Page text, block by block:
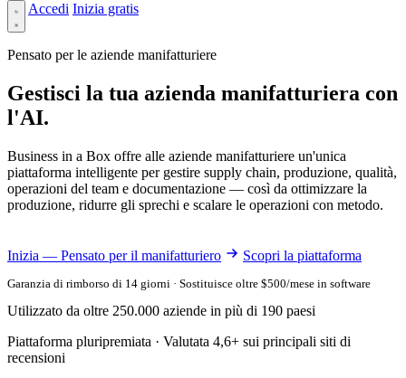
Accedi Inizia gratis
Pensato per le aziende manifatturiere
Gestisci la tua azienda manifatturiera con
l'AI.
Business in a Box offre alle aziende manifatturiere un'unica
piattaforma intelligente per gestire supply chain, produzione, qualità,
operazioni del team e documentazione — così da ottimizzare la
produzione, ridurre gli sprechi e scalare le operazioni con metodo.
Inizia — Pensato per il manifatturiero Scopri la piattaforma
Garanzia di rimborso di 14 giorni · Sostituisce oltre $500/mese in software
Utilizzato da oltre 250.000 aziende in più di 190 paesi
Piattaforma pluripremiata · Valutata 4,6+ sui principali siti di
recensioni